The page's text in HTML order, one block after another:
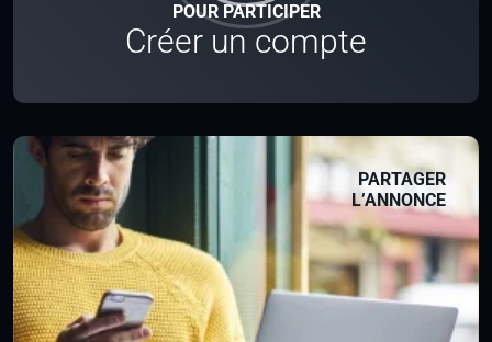
POUR PARTICIPER
Créer un compte
PARTAGER
L’ANNONCE